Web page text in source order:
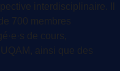
interdisciplinaire. Il
700 membres
de cours,
ainsi que des